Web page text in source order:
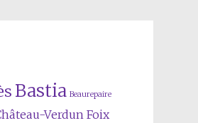
Bastia Beaurepaire
Verdun Foix